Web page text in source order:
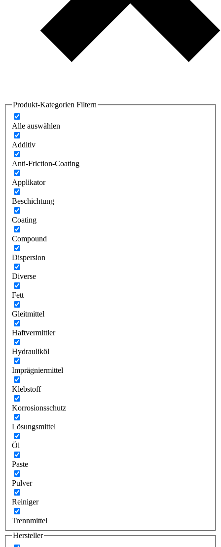
Produkt-Kategorien Filtern
Alle auswählen
Additiv
Anti-Friction-Coating
Applikator
Beschichtung
Coating
Compound
Dispersion
Diverse
Fett
Gleitmittel
Haftvermittler
Hydrauliköl
Imprägniermittel
Klebstoff
Korrosionsschutz
Lösungsmittel
Öl
Paste
Pulver
Reiniger
Trennmittel
Hersteller